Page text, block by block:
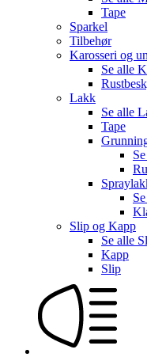
Tape
Sparkel
Tilbehør
Karosseri og
Se alle
Lakk
Se alle
Tape
Slip og Kapp
Se alle
Kapp
Slip